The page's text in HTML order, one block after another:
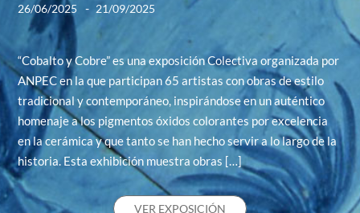
26/06/2025 - 21/09/2025
“Cobalto y Cobre” es una exposición Colectiva organizada por
ANPEC en la que participan 65 artistas con obras de estilo
tradicional y contemporáneo, inspirándose en un auténtico
homenaje a los pigmentos óxidos colorantes por excelencia
en la cerámica y que tanto se han hecho servir a lo largo de la
historia. Esta exhibición muestra obras […]
VER EXPOSICIÓN